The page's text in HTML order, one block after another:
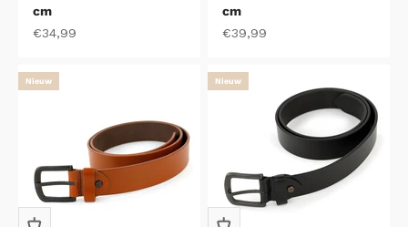
cm
Aanbiedingsprijs
€34,99
cm
Aanbiedingsprijs
€39,99
Nieuw Nieuw